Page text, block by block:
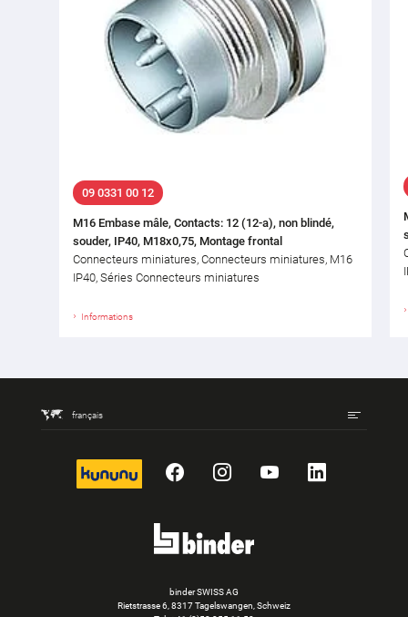
09 0331 00 12
M16 Embase mâle, Contacts: 12 (12-a), non blindé,
souder, IP40, M18x0,75, Montage frontal
Connecteurs miniatures, Connecteurs miniatures, M16
IP40, Séries Connecteurs miniatures
Informations
français
kununu FacebookInstagram
YouTubeLinkedIn
binder SWISS AG
Rietstrasse 6, 8317 Tagelswangen, Schweiz